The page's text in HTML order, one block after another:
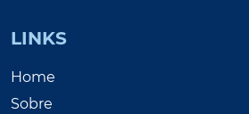
LINKS
Home
Sobre